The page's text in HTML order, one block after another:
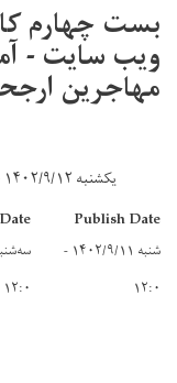
بست چهارم
ویب سایت -
مهاجرین
یکشنبه ۱۴۰۲/۹/۱۲ - ۱۴:۱۲
Publish Date
شنبه ۱۴۰۲/۹/۱۱ -
۱۲:۰
۱۲:۰